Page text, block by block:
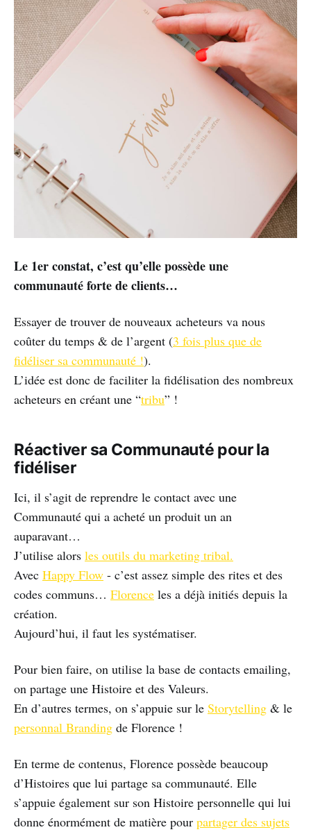
Le 1er constat, c’est qu’elle possède une
communauté forte de clients…
Essayer de trouver de nouveaux acheteurs va nous
coûter du temps & de l’argent (3 fois plus que de
fidéliser sa communauté !).
L’idée est donc de faciliter la fidélisation des nombreux
acheteurs en créant une “tribu” !
Réactiver sa Communauté pour la
fidéliser
Ici, il s’agit de reprendre le contact avec une
Communauté qui a acheté un produit un an
auparavant…
J’utilise alors les outils du marketing tribal.
Avec Happy Flow - c’est assez simple des rites et des
codes communs… Florence les a déjà initiés depuis la
création.
Aujourd’hui, il faut les systématiser.
Pour bien faire, on utilise la base de contacts emailing,
on partage une Histoire et des Valeurs.
En d’autres termes, on s’appuie sur le Storytelling & le
personnal Branding de Florence !
En terme de contenus, Florence possède beaucoup
d’Histoires que lui partage sa communauté. Elle
s’appuie également sur son Histoire personnelle qui lui
donne énormément de matière pour partager des sujets